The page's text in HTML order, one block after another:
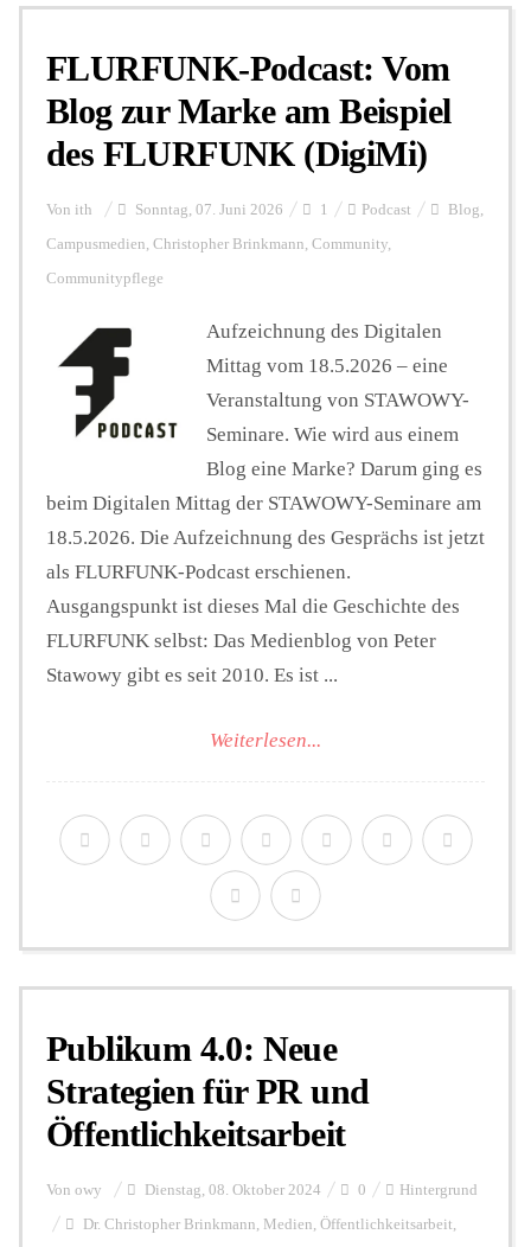
Personalien
Hintergrund
FUNKTURM-Beiträge
Podcast
Seminare
Unterstützen
FLURFUNK-Podcast: Vom
Blog zur Marke am Beispiel
des FLURFUNK (DigiMi)
Von ith Sonntag, 07. Juni 2026 1 Podcast Blog,
Campusmedien, Christopher Brinkmann, Community,
Communitypflege
Aufzeichnung des Digitalen
Mittag vom 18.5.2026 – eine
Veranstaltung von ⁠STAWOWY-
Seminare⁠. Wie wird aus einem
Blog eine Marke? Darum ging es
beim Digitalen Mittag der STAWOWY-Seminare am
18.5.2026. Die Aufzeichnung des Gesprächs ist jetzt
als FLURFUNK-Podcast erschienen.
Ausgangspunkt ist dieses Mal die Geschichte des
FLURFUNK selbst: Das Medienblog von Peter
Stawowy gibt es seit 2010. Es ist ...
Weiterlesen...
Publikum 4.0: Neue
Strategien für PR und
Öffentlichkeitsarbeit
Von owy Dienstag, 08. Oktober 2024 0 Hintergrund
Dr. Christopher Brinkmann, Medien, Öffentlichkeitsarbeit,